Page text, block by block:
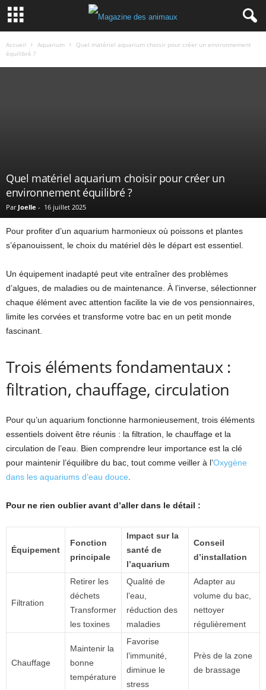
Accueil Aquarium
Quel matériel aquarium choisir pour créer un environnement
équilibré ?
Quel matériel aquarium choisir pour créer un
environnement équilibré ?
Par Joelle - 16 juillet 2025
Pour profiter d’un aquarium harmonieux où poissons et plantes
s’épanouissent, le choix du matériel dès le départ est essentiel.
Un équipement inadapté peut vite entraîner des problèmes
d’algues, de maladies ou de maintenance. À l’inverse, sélectionner
chaque élément avec attention facilite la vie de vos pensionnaires,
limite les corvées et transforme votre bac en un petit monde
fascinant.
Trois éléments fondamentaux :
filtration, chauffage, circulation
Pour qu’un aquarium fonctionne harmonieusement, trois éléments
essentiels doivent être réunis : la filtration, le chauffage et la
circulation de l’eau. Bien comprendre leur importance est la clé
pour maintenir l’équilibre du bac, tout comme veiller à l’Oxygène
dans les aquariums d’eau douce.
Pour ne rien oublier avant d’aller dans le détail :
Équipement
Fonction
principale
Impact sur la
santé de
l’aquarium
Conseil
d’installation
Filtration
Retirer les
déchets
Transformer
les toxines
Qualité de
l’eau,
réduction des
maladies
Adapter au
volume du bac,
nettoyer
régulièrement
Chauffage
Maintenir la
bonne
température
Favorise
l’immunité,
diminue le
stress
Près de la zone
de brassage